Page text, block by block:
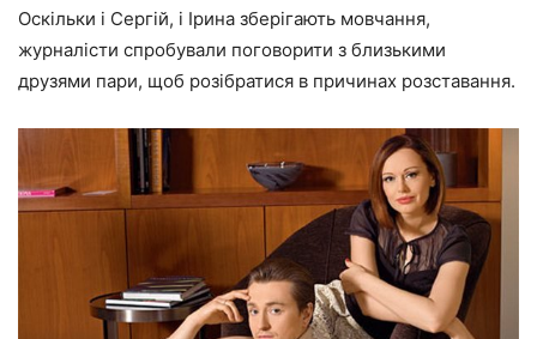
Оскільки і Сергій, і Ірина зберігають мовчання,
журналісти спробували поговорити з близькими
друзями пари, щоб розібратися в причинах розставання.